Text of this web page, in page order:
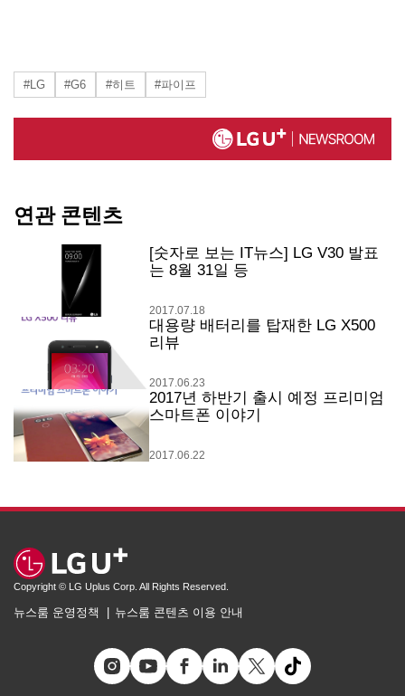
#LG #G6 #히트 #파이프
연관 콘텐츠
[숫자로 보는 IT뉴스] LG V30 발표
는 8월 31일 등
2017.07.18
대용량 배터리를 탑재한 LG X500
리뷰
2017.06.23
2017년 하반기 출시 예정 프리미엄
스마트폰 이야기
2017.06.22
Copyright © LG Uplus Corp. All Rights Reserved.
뉴스룸 운영정책 뉴스룸 콘텐츠 이용 안내